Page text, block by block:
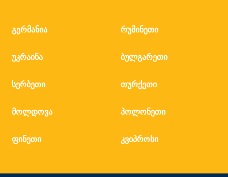
გერმანია რუმინეთი
უკრაინა ბულგარეთი
სერბეთი თურქეთი
მოლდოვა პოლონეთი
ფინეთი კვიპროსი